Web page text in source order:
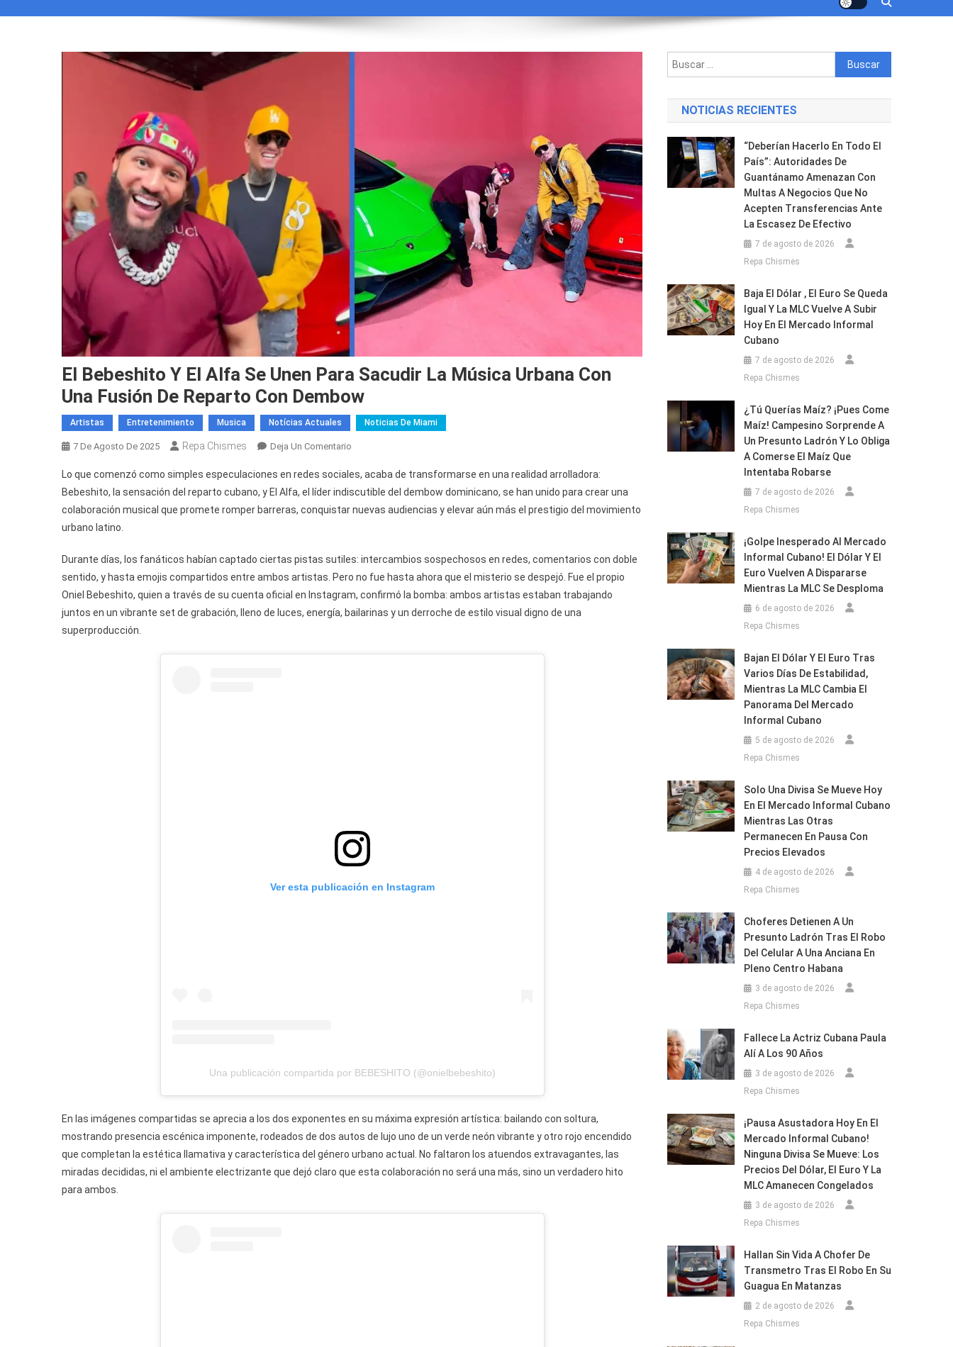
El Bebeshito Y El Alfa Se Unen Para Sacudir La Música Urbana Con
Una Fusión De Reparto Con Dembow
Artistas Entretenimiento Musica Notícias Actuales Noticias De Miami
7 De Agosto De 2025 Repa Chismes Deja Un Comentario
Bebeshito
Y
El
Unen
Para
Sacudir
La
Con
Lo que comenzó como simples especulaciones en redes sociales, acaba de transformarse en una realidad arrolladora:
Bebeshito, la sensación del reparto cubano, y El Alfa, el líder indiscutible del dembow dominicano, se han unido para crear una
colaboración musical que promete romper barreras, conquistar nuevas audiencias y elevar aún más el prestigio del movimiento
urbano latino.
Durante días, los fanáticos habían captado ciertas pistas sutiles: intercambios sospechosos en redes, comentarios con doble
sentido, y hasta emojis compartidos entre ambos artistas. Pero no fue hasta ahora que el misterio se despejó. Fue el propio
Oniel Bebeshito, quien a través de su cuenta oficial en Instagram, confirmó la bomba: ambos artistas estaban trabajando
juntos en un vibrante set de grabación, lleno de luces, energía, bailarinas y un derroche de estilo visual digno de una
superproducción.
Ver esta publicación en Instagram
Una publicación compartida por BEBESHITO (@onielbebeshito)
En las imágenes compartidas se aprecia a los dos exponentes en su máxima expresión artística: bailando con soltura,
mostrando presencia escénica imponente, rodeados de dos autos de lujo uno de un verde neón vibrante y otro rojo encendido
que completan la estética llamativa y característica del género urbano actual. No faltaron los atuendos extravagantes, las
miradas decididas, ni el ambiente electrizante que dejó claro que esta colaboración no será una más, sino un verdadero hito
para ambos.
Buscar:
NOTICIAS RECIENTES
“Deberían Hacerlo En Todo El
País”: Autoridades De
Guantánamo Amenazan Con
Multas A Negocios Que No
Acepten Transferencias Ante
La Escasez De Efectivo
7 de agosto de 2026
Repa Chismes
Baja El Dólar , El Euro Se Queda
Igual Y La MLC Vuelve A Subir
Hoy En El Mercado Informal
Cubano
7 de agosto de 2026
Repa Chismes
¿Tú Querías Maíz? ¡Pues Come
Maíz! Campesino Sorprende A
Un Presunto Ladrón Y Lo Obliga
A Comerse El Maíz Que
Intentaba Robarse
7 de agosto de 2026
Repa Chismes
¡Golpe Inesperado Al Mercado
Informal Cubano! El Dólar Y El
Euro Vuelven A Dispararse
Mientras La MLC Se Desploma
6 de agosto de 2026
Repa Chismes
Bajan El Dólar Y El Euro Tras
Varios Días De Estabilidad,
Mientras La MLC Cambia El
Panorama Del Mercado
Informal Cubano
5 de agosto de 2026
Repa Chismes
Solo Una Divisa Se Mueve Hoy
En El Mercado Informal Cubano
Mientras Las Otras
Permanecen En Pausa Con
Precios Elevados
4 de agosto de 2026
Repa Chismes
Choferes Detienen A Un
Presunto Ladrón Tras El Robo
Del Celular A Una Anciana En
Pleno Centro Habana
3 de agosto de 2026
Repa Chismes
Fallece La Actriz Cubana Paula
Alí A Los 90 Años
3 de agosto de 2026
Repa Chismes
¡Pausa Asustadora Hoy En El
Mercado Informal Cubano!
Ninguna Divisa Se Mueve: Los
Precios Del Dólar, El Euro Y La
MLC Amanecen Congelados
3 de agosto de 2026
Repa Chismes
Hallan Sin Vida A Chofer De
Transmetro Tras El Robo En Su
Guagua En Matanzas
2 de agosto de 2026
Repa Chismes